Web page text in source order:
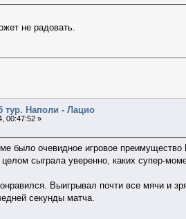
не радовать.
тур. Наполи - Лацио
00:47:52 »
было очевидное игровое
сыграла уверенно, каких супер-
Выигрывал почти все мячи и
секунды матча.